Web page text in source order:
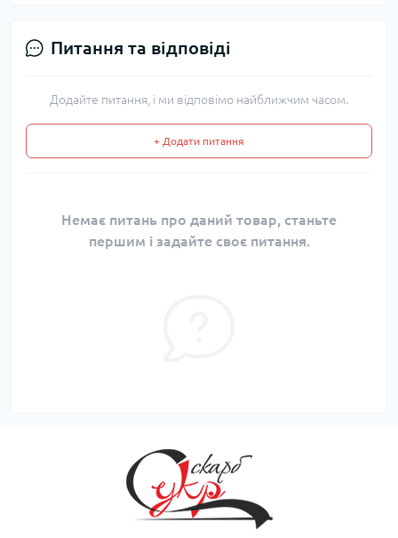
Питання та відповіді
Додайте питання, і ми відповімо найближчим часом.
+ Додати питання
Немає питань про даний товар, станьте
першим і задайте своє питання.